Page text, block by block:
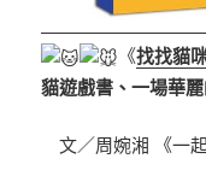
《找找貓
貓遊戲書、一場華
文／周婉湘 《一